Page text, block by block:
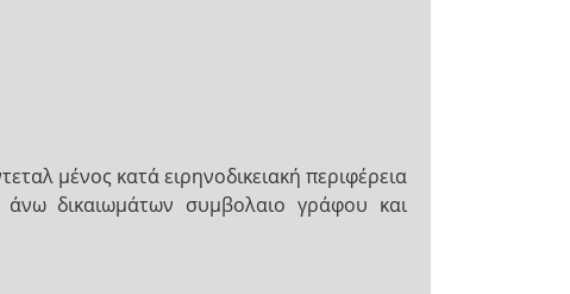
μένος κατά ειρηνοδικειακή περιφέρεια
δικαιωμάτων συμβολαιο­ γράφου και